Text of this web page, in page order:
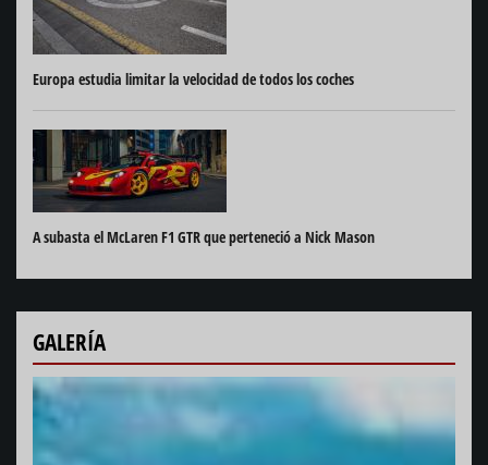
Europa estudia limitar la velocidad de todos los coches
A subasta el McLaren F1 GTR que perteneció a Nick Mason
GALERÍA